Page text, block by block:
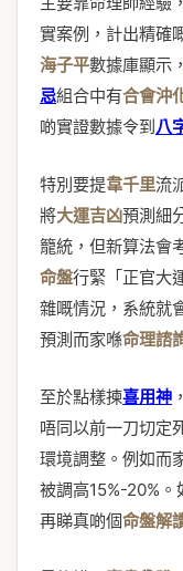
實案例，計出精確
海子平數據庫顯示，
忌組合中有合會沖
啲實證數據令到八
特別要提韋千里流
將大運吉凶預測細
籠統，但新算法會
命盤行緊「正官大
雜嘅情況，系統就
預測而家喺命理諮
至於點樣揀喜用神
唔同以前一刀切定
環境調整。例如而
被調高15%-20%。
再睇真啲個命盤解